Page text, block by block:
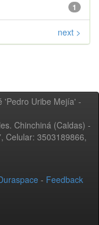
1
next >
'Pedro Uribe Mejía' -
Chinchiná (Caldas) -
Celular: 3503189866,
- Feedback